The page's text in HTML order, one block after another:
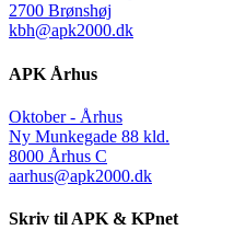
2700 Brønshøj
kbh@apk2000.dk
APK Århus
Oktober - Århus
Ny Munkegade 88 kld.
8000 Århus C
aarhus@apk2000.dk
Skriv til APK & KPnet